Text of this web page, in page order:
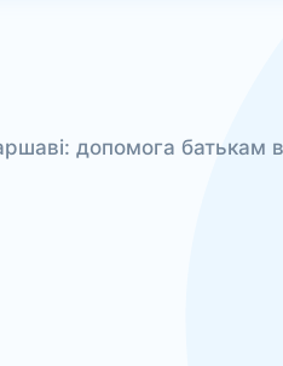
допомога батькам